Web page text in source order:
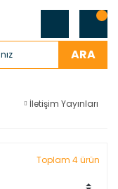
ARA
İletişim Yayınları
Toplam 4 ürün